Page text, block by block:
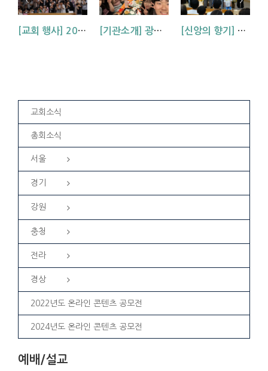
[교회 행사] 2026 아동부 연합 여름성경학교 (부산, 거제, 대구) [기관소개] 광주교회 청년부를 소개합니다! [신앙의 향기] 우리 하나님은 크시다네_아동부 찬양
교회소식
총회소식
서울
경기
강원
충청
전라
경상
2022년도 온라인 콘텐츠 공모전
2024년도 온라인 콘텐츠 공모전
예배/설교